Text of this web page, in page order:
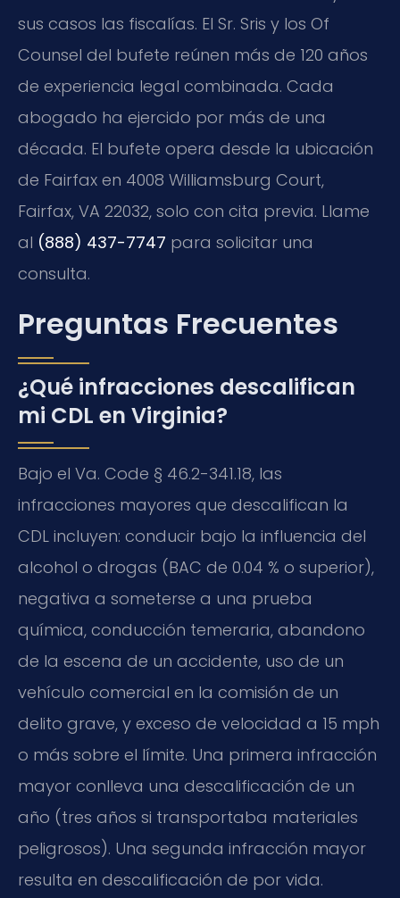
sus casos las fiscalías. El Sr. Sris y los Of
Counsel del bufete reúnen más de 120 años
de experiencia legal combinada. Cada
abogado ha ejercido por más de una
década. El bufete opera desde la ubicación
de Fairfax en 4008 Williamsburg Court,
Fairfax, VA 22032, solo con cita previa. Llame
al (888) 437-7747 para solicitar una
consulta.
Preguntas Frecuentes
¿Qué infracciones descalifican
mi CDL en Virginia?
Bajo el Va. Code § 46.2-341.18, las
infracciones mayores que descalifican la
CDL incluyen: conducir bajo la influencia del
alcohol o drogas (BAC de 0.04 % o superior),
negativa a someterse a una prueba
química, conducción temeraria, abandono
de la escena de un accidente, uso de un
vehículo comercial en la comisión de un
delito grave, y exceso de velocidad a 15 mph
o más sobre el límite. Una primera infracción
mayor conlleva una descalificación de un
año (tres años si transportaba materiales
peligrosos). Una segunda infracción mayor
resulta en descalificación de por vida.